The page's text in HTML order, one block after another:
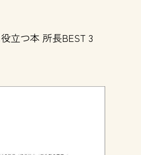
立つ本 所長BEST 3